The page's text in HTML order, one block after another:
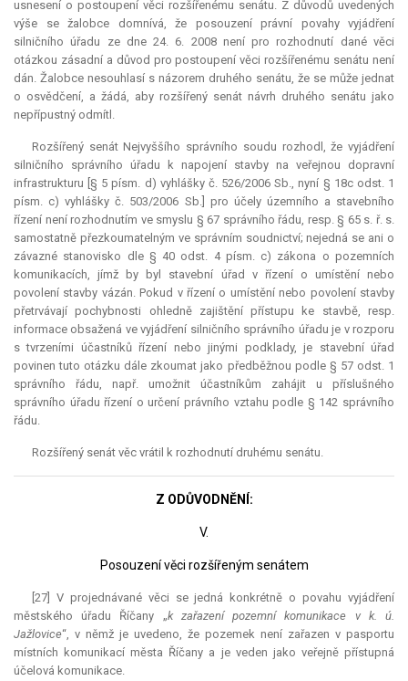
usnesení o postoupení věci rozšířenému senátu. Z důvodů uvedených
výše se žalobce domnívá, že posouzení právní povahy vyjádření
silničního úřadu ze dne 24. 6. 2008 není pro rozhodnutí dané věci
otázkou zásadní a důvod pro postoupení věci rozšířenému senátu není
dán. Žalobce nesouhlasí s názorem druhého senátu, že se může jednat
o osvědčení, a žádá, aby rozšířený senát návrh druhého senátu jako
nepřípustný odmítl.
Rozšířený senát Nejvyššího správního soudu rozhodl, že vyjádření
silničního správního úřadu k napojení stavby na veřejnou dopravní
infrastrukturu [§ 5 písm. d) vyhlášky č. 526/2006 Sb., nyní § 18c odst. 1
písm. c) vyhlášky č. 503/2006 Sb.] pro účely územního a stavebního
řízení není rozhodnutím ve smyslu § 67 správního řádu, resp. § 65 s. ř. s.
samostatně přezkoumatelným ve správním soudnictví; nejedná se ani o
závazné stanovisko dle § 40 odst. 4 písm. c) zákona o pozemních
komunikacích, jímž by byl stavební úřad v řízení o umístění nebo
povolení stavby vázán. Pokud v řízení o umístění nebo povolení stavby
přetrvávají pochybnosti ohledně zajištění přístupu ke stavbě, resp.
informace obsažená ve vyjádření silničního správního úřadu je v rozporu
s tvrzeními účastníků řízení nebo jinými podklady, je stavební úřad
povinen tuto otázku dále zkoumat jako předběžnou podle § 57 odst. 1
správního řádu, např. umožnit účastníkům zahájit u příslušného
správního úřadu řízení o určení právního vztahu podle § 142 správního
řádu.
Rozšířený senát věc vrátil k rozhodnutí druhému senátu.
Z ODŮVODNĚNÍ:
V.
Posouzení věci rozšířeným senátem
[27] V projednávané věci se jedná konkrétně o povahu vyjádření
městského úřadu Říčany „k zařazení pozemní komunikace v k. ú.
Jažlovice“, v němž je uvedeno, že pozemek není zařazen v pasportu
místních komunikací města Říčany a je veden jako veřejně přístupná
účelová komunikace.